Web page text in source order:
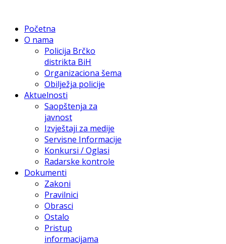
Početna
O nama
Policija Brčko
distrikta BiH
Organizaciona šema
Obilježja policije
Aktuelnosti
Saopštenja za
javnost
Izvještaji za medije
Servisne Informacije
Konkursi / Oglasi
Radarske kontrole
Dokumenti
Zakoni
Pravilnici
Obrasci
Ostalo
Pristup
informacijama